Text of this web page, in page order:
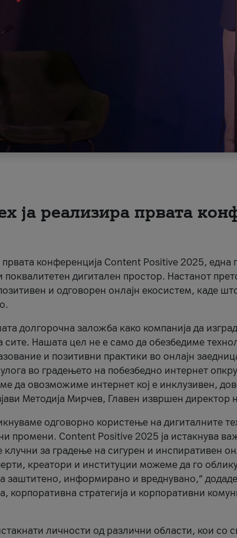
ја реализира првата
конференција Content Positive 2025, една
дигитален простор. Настанот
и одговорен онлајн екосистем, каде
долгорочна заложба како компанија да
сите. Нашата цел не е само да обезбедиме
и позитивни практики во онлајн
во градењето на побезбедно интернет
да овозможиме интернет кој е инклузивен,
Методија Мирчев, Главен извршен директор
одговорно користење на дигиталните
промени. Content Positive 2025 ја истакнува
за градење на сигурен и инспиративен
креатори и институции можеме да го
заштитено, информирано и вреднувано,“
корпоративна стратегија и корпоративни
личности од различни области, кои со